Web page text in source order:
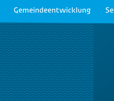
Gemeindeentwicklung